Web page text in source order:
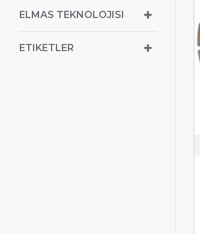
ELMAS TEKNOLOJISI
ETIKETLER